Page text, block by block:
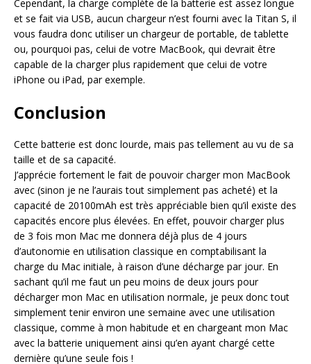
Cependant, la charge complète de la batterie est assez longue
et se fait via USB, aucun chargeur n’est fourni avec la Titan S, il
vous faudra donc utiliser un chargeur de portable, de tablette
ou, pourquoi pas, celui de votre MacBook, qui devrait être
capable de la charger plus rapidement que celui de votre
iPhone ou iPad, par exemple.
Conclusion
Cette batterie est donc lourde, mais pas tellement au vu de sa
taille et de sa capacité.
J’apprécie fortement le fait de pouvoir charger mon MacBook
avec (sinon je ne l’aurais tout simplement pas acheté) et la
capacité de 20100mAh est très appréciable bien qu’il existe des
capacités encore plus élevées. En effet, pouvoir charger plus
de 3 fois mon Mac me donnera déjà plus de 4 jours
d’autonomie en utilisation classique en comptabilisant la
charge du Mac initiale, à raison d’une décharge par jour. En
sachant qu’il me faut un peu moins de deux jours pour
décharger mon Mac en utilisation normale, je peux donc tout
simplement tenir environ une semaine avec une utilisation
classique, comme à mon habitude et en chargeant mon Mac
avec la batterie uniquement ainsi qu’en ayant chargé cette
dernière qu’une seule fois !